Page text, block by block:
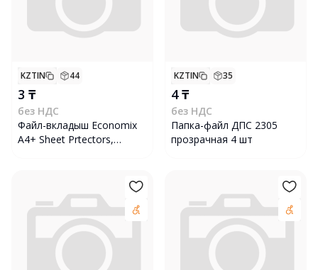
KZTIN 44
3 ₸
без НДС
Файл-вкладыш Economix
А4+ Sheet Prtectors,
KZTIN 35
4 ₸
без НДС
Папка-файл ДПС 2305
прозрачная 4 шт